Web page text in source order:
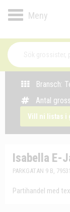
Toggle
Bransch:
Antal
Vill ni listas i
Isabella E-
PARKGATAN 9 B,
Partihandel med